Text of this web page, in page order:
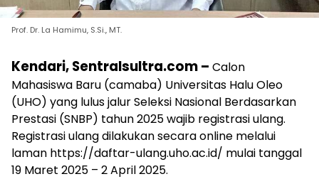
Prof. Dr. La Hamimu, S.Si., MT.
Kendari, Sentralsultra.com – Calon
Mahasiswa Baru (camaba) Universitas Halu Oleo
(UHO) yang lulus jalur Seleksi Nasional Berdasarkan
Prestasi (SNBP) tahun 2025 wajib registrasi ulang.
Registrasi ulang dilakukan secara online melalui
laman https://daftar-ulang.uho.ac.id/ mulai tanggal
19 Maret 2025 – 2 April 2025.